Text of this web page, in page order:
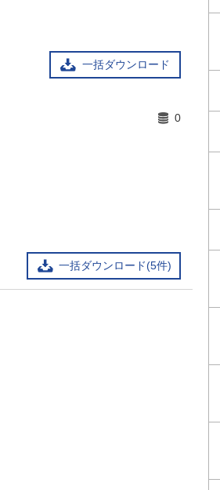
一括ダウンロード
一括ダウンロード(5件)
0